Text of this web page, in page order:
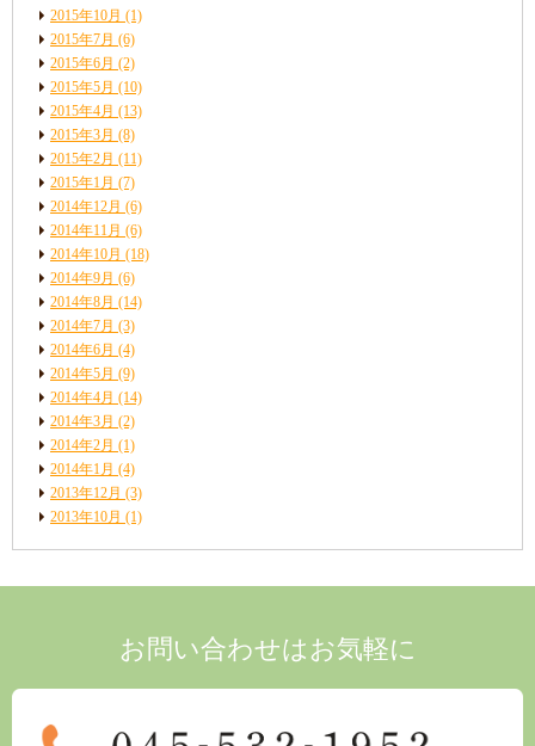
2015年10月 (1)
2015年7月 (6)
2015年6月 (2)
2015年5月 (10)
2015年4月 (13)
2015年3月 (8)
2015年2月 (11)
2015年1月 (7)
2014年12月 (6)
2014年11月 (6)
2014年10月 (18)
2014年9月 (6)
2014年8月 (14)
2014年7月 (3)
2014年6月 (4)
2014年5月 (9)
2014年4月 (14)
2014年3月 (2)
2014年2月 (1)
2014年1月 (4)
2013年12月 (3)
2013年10月 (1)
お問い合わせはお気軽に